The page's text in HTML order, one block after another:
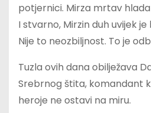
potjernici. Mirza mrtav
I stvarno, Mirzin duh uvijek
Nije to neozbiljnost. To je
Tuzla ovih dana obilježava
Srebrnog štita, komandant
heroje ne ostavi na miru.